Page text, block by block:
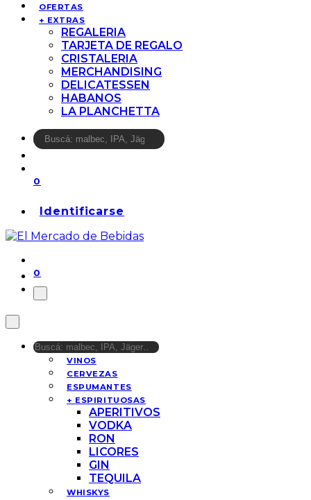
OFERTAS
+ EXTRAS
REGALERIA
TARJETA DE REGALO
CRISTALERIA
MERCHANDISING
DELICATESSEN
HABANOS
LA PLANCHETTA
0
Identificarse
0
VINOS
CERVEZAS
ESPUMANTES
+ ESPIRITUOSAS
APERITIVOS
VODKA
RON
LICORES
GIN
TEQUILA
WHISKYS